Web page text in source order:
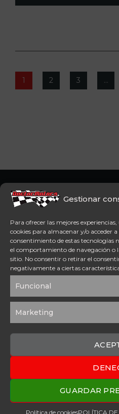
Gestionar
Para ofrecer las mejores
cookies para almacenar y/o acceder
consentimiento de estas tecnologías
el comportamiento de navegación o
sitio. No consentir o retirar el
negativamente a ciertas
Funcional
Marketing
GUARDAR
Política de cookiesPOLÍTICA
1 2 3 …
ACCESO DIRECTO
TÉRMINOS Y
CONDICIONES
COOKIES
PRESUPUESTOCONTACTO
2025 Copyright © Doctor Motors